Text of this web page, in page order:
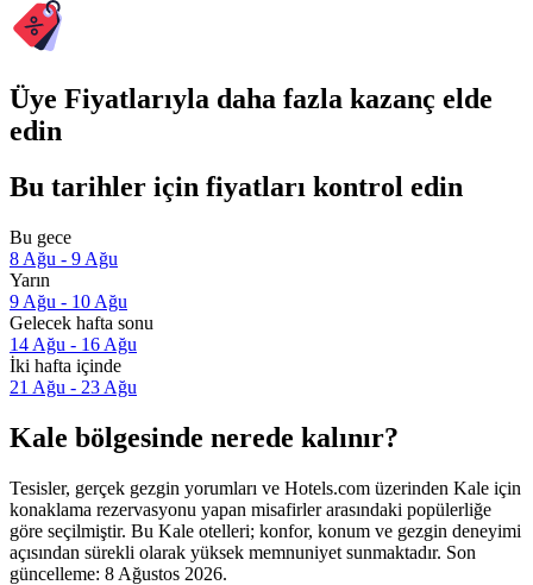
Üye Fiyatlarıyla daha fazla kazanç elde
edin
Bu tarihler için fiyatları kontrol edin
Bu gece
8 Ağu - 9 Ağu
Yarın
9 Ağu - 10 Ağu
Gelecek hafta sonu
14 Ağu - 16 Ağu
İki hafta içinde
21 Ağu - 23 Ağu
Kale bölgesinde nerede kalınır?
Tesisler, gerçek gezgin yorumları ve Hotels.com üzerinden Kale için
konaklama rezervasyonu yapan misafirler arasındaki popülerliğe
göre seçilmiştir. Bu Kale otelleri; konfor, konum ve gezgin deneyimi
açısından sürekli olarak yüksek memnuniyet sunmaktadır. Son
güncelleme: 8 Ağustos 2026.